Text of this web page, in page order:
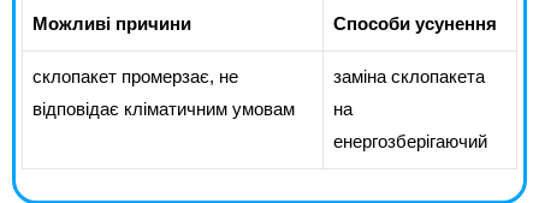
Можливі причини Способи усунення
склопакет промерзає, не
відповідає кліматичним умовам
заміна склопакета
на
енергозберігаючий